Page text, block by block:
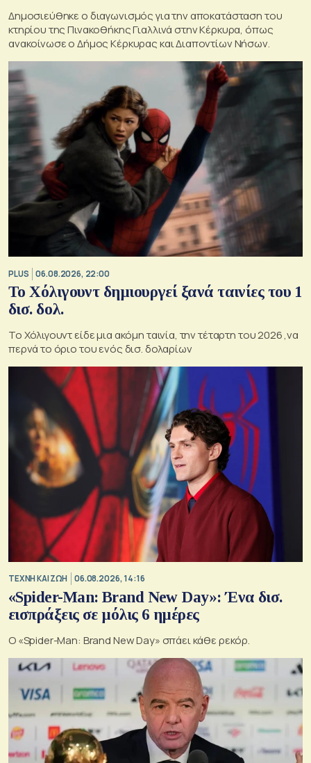
Δημοσιεύθηκε ο διαγωνισμός για την αποκατάσταση του
κτηρίου της Πινακοθήκης Γιαλλινά στην Κέρκυρα, όπως
ανακοίνωσε ο Δήμος Κέρκυρας και Διαποντίων Νήσων.
PLUS 06.08.2026, 22:00
Το Χόλιγουντ δημιουργεί ξανά ταινίες του 1
δισ. δολ.
Το Χόλιγουντ είδε μια ακόμη ταινία, την τέταρτη του 2026 ,να
περνά το όριο του ενός δισ. δολαρίων
TΕΧΝΗ ΚΑΙ ΖΩΗ 06.08.2026, 14:16
«Spider-Man: Brand New Day»: Ένα δισ.
εισπράξεις σε μόλις 6 ημέρες
Ο «Spider-Man: Brand New Day» σπάει κάθε ρεκόρ.